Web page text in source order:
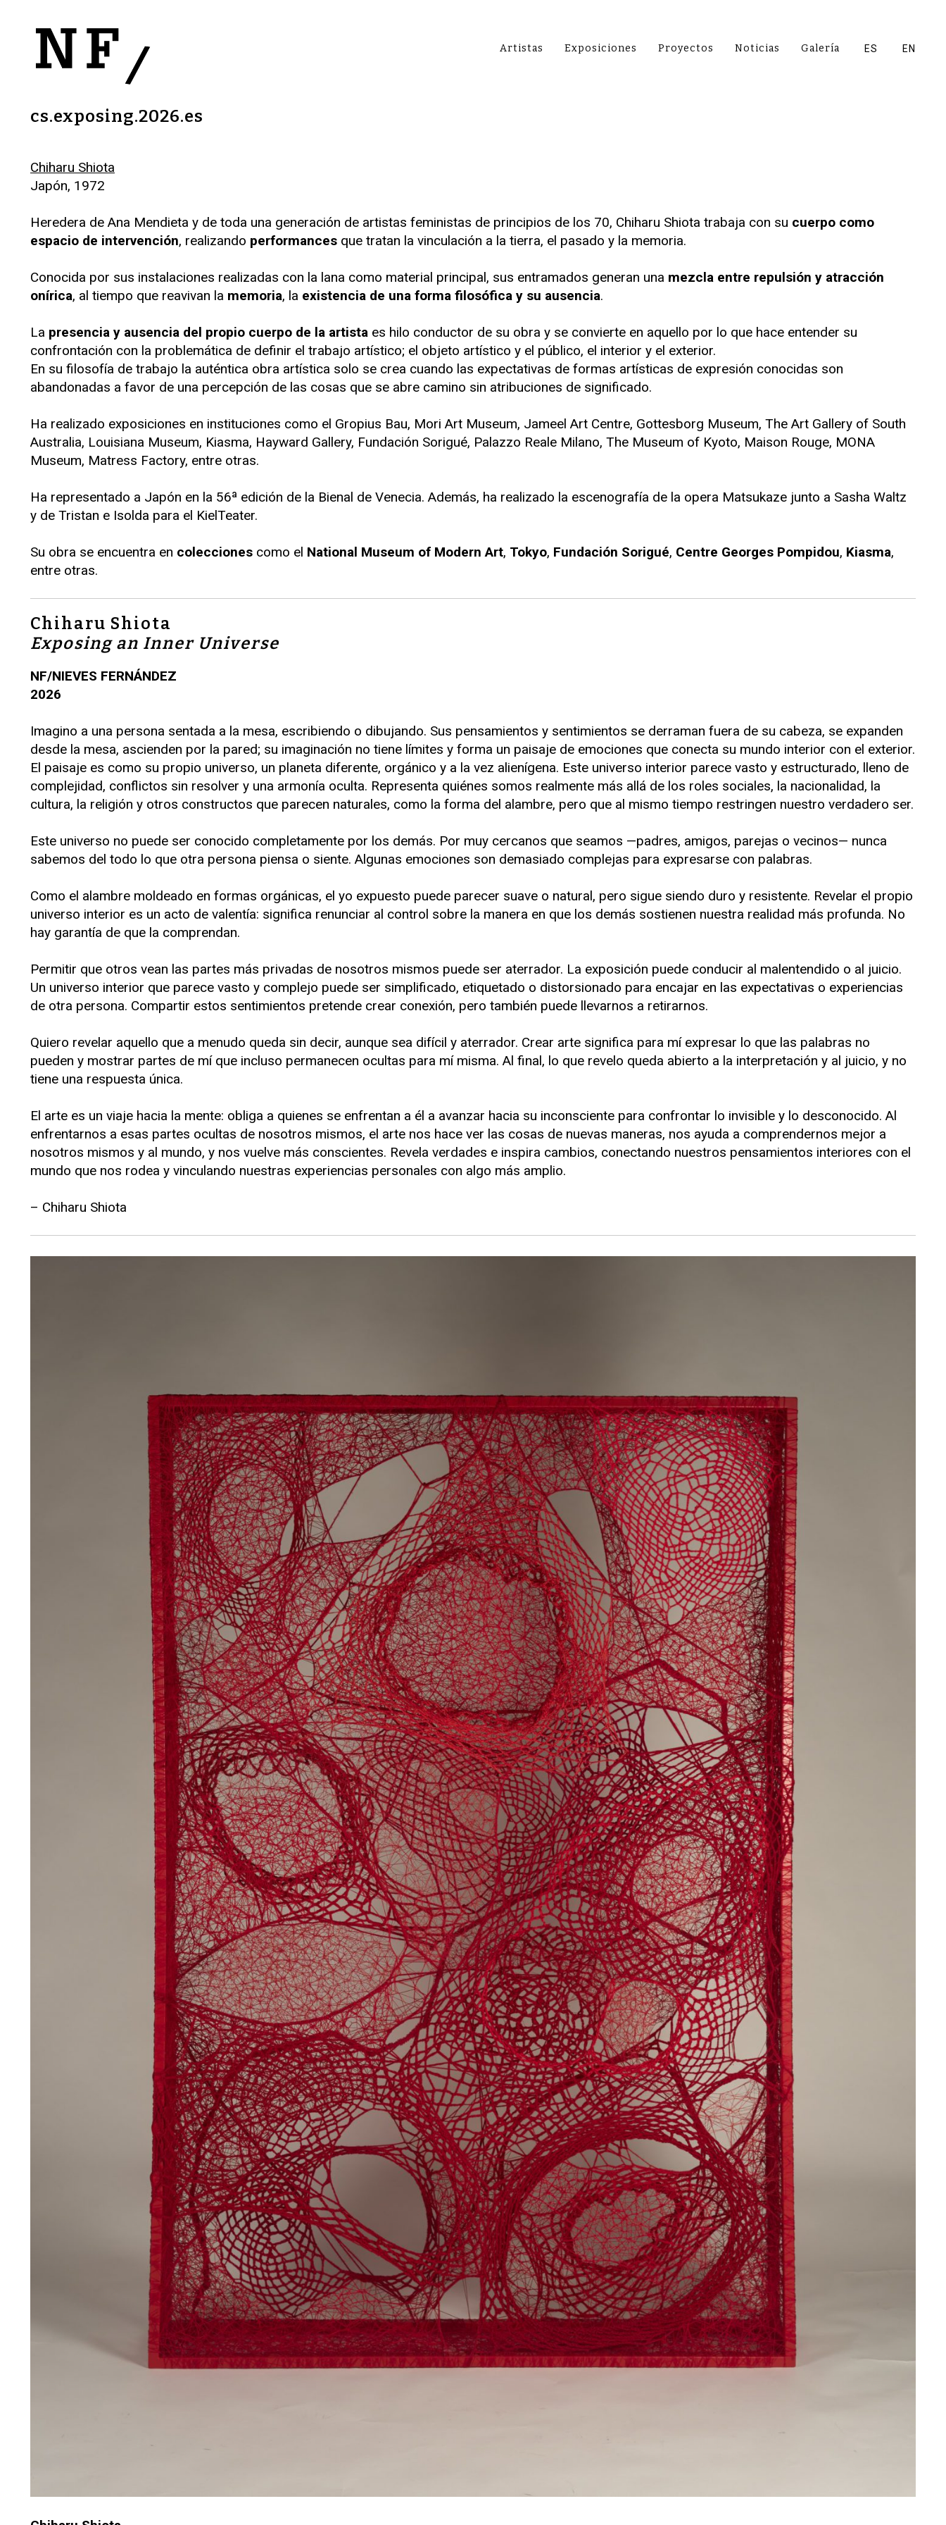
Artistas Exposiciones Proyectos Noticias Galería ES EN
cs.exposing.2026.es
Chiharu Shiota
Japón, 1972
Heredera de Ana Mendieta y de toda una generación de artistas feministas de principios de los 70, Chiharu Shiota trabaja con su cuerpo como
espacio de intervención, realizando performances que tratan la vinculación a la tierra, el pasado y la memoria.
Conocida por sus instalaciones realizadas con la lana como material principal, sus entramados generan una mezcla entre repulsión y atracción
onírica, al tiempo que reavivan la memoria, la existencia de una forma filosófica y su ausencia.
La presencia y ausencia del propio cuerpo de la artista es hilo conductor de su obra y se convierte en aquello por lo que hace entender su
confrontación con la problemática de definir el trabajo artístico; el objeto artístico y el público, el interior y el exterior.
En su filosofía de trabajo la auténtica obra artística solo se crea cuando las expectativas de formas artísticas de expresión conocidas son
abandonadas a favor de una percepción de las cosas que se abre camino sin atribuciones de significado.
Ha realizado exposiciones en instituciones como el Gropius Bau, Mori Art Museum, Jameel Art Centre, Gottesborg Museum, The Art Gallery of South
Australia, Louisiana Museum, Kiasma, Hayward Gallery, Fundación Sorigué, Palazzo Reale Milano, The Museum of Kyoto, Maison Rouge, MONA
Museum, Matress Factory, entre otras.
Ha representado a Japón en la 56ª edición de la Bienal de Venecia. Además, ha realizado la escenografía de la opera Matsukaze junto a Sasha Waltz
y de Tristan e Isolda para el KielTeater.
Su obra se encuentra en colecciones como el National Museum of Modern Art, Tokyo, Fundación Sorigué, Centre Georges Pompidou, Kiasma,
entre otras.
Chiharu Shiota
Exposing an Inner Universe
NF/NIEVES FERNÁNDEZ
2026
Imagino a una persona sentada a la mesa, escribiendo o dibujando. Sus pensamientos y sentimientos se derraman fuera de su cabeza, se expanden
desde la mesa, ascienden por la pared; su imaginación no tiene límites y forma un paisaje de emociones que conecta su mundo interior con el exterior.
El paisaje es como su propio universo, un planeta diferente, orgánico y a la vez alienígena. Este universo interior parece vasto y estructurado, lleno de
complejidad, conflictos sin resolver y una armonía oculta. Representa quiénes somos realmente más allá de los roles sociales, la nacionalidad, la
cultura, la religión y otros constructos que parecen naturales, como la forma del alambre, pero que al mismo tiempo restringen nuestro verdadero ser.
Este universo no puede ser conocido completamente por los demás. Por muy cercanos que seamos —padres, amigos, parejas o vecinos— nunca
sabemos del todo lo que otra persona piensa o siente. Algunas emociones son demasiado complejas para expresarse con palabras.
Como el alambre moldeado en formas orgánicas, el yo expuesto puede parecer suave o natural, pero sigue siendo duro y resistente. Revelar el propio
universo interior es un acto de valentía: significa renunciar al control sobre la manera en que los demás sostienen nuestra realidad más profunda. No
hay garantía de que la comprendan.
Permitir que otros vean las partes más privadas de nosotros mismos puede ser aterrador. La exposición puede conducir al malentendido o al juicio.
Un universo interior que parece vasto y complejo puede ser simplificado, etiquetado o distorsionado para encajar en las expectativas o experiencias
de otra persona. Compartir estos sentimientos pretende crear conexión, pero también puede llevarnos a retirarnos.
Quiero revelar aquello que a menudo queda sin decir, aunque sea difícil y aterrador. Crear arte significa para mí expresar lo que las palabras no
pueden y mostrar partes de mí que incluso permanecen ocultas para mí misma. Al final, lo que revelo queda abierto a la interpretación y al juicio, y no
tiene una respuesta única.
El arte es un viaje hacia la mente: obliga a quienes se enfrentan a él a avanzar hacia su inconsciente para confrontar lo invisible y lo desconocido. Al
enfrentarnos a esas partes ocultas de nosotros mismos, el arte nos hace ver las cosas de nuevas maneras, nos ayuda a comprendernos mejor a
nosotros mismos y al mundo, y nos vuelve más conscientes. Revela verdades e inspira cambios, conectando nuestros pensamientos interiores con el
mundo que nos rodea y vinculando nuestras experiencias personales con algo más amplio.
– Chiharu Shiota